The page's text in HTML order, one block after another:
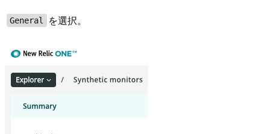
General を選択。